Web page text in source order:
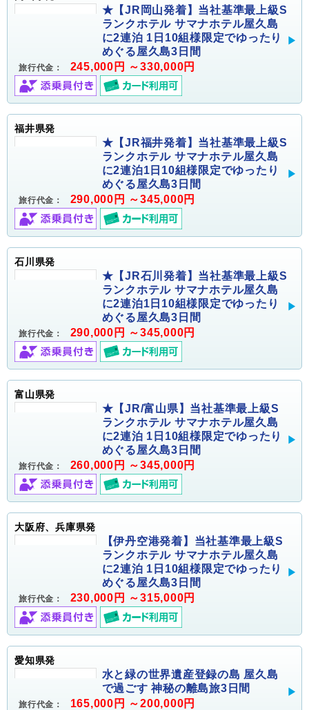
★【JR岡山発着】当社基準最上級S
ランクホテル サマナホテル屋久島
に2連泊 1日10組様限定でゆったり
めぐる屋久島3日間
旅行代金： 245,000円 ～330,000円
福井県発
★【JR福井発着】当社基準最上級S
ランクホテル サマナホテル屋久島
に2連泊1日10組様限定でゆったり
めぐる屋久島3日間
旅行代金： 290,000円 ～345,000円
石川県発
★【JR石川発着】当社基準最上級S
ランクホテル サマナホテル屋久島
に2連泊1日10組様限定でゆったり
めぐる屋久島3日間
旅行代金： 290,000円 ～345,000円
富山県発
★【JR/富山県】当社基準最上級S
ランクホテル サマナホテル屋久島
に2連泊 1日10組様限定でゆったり
めぐる屋久島3日間
旅行代金： 260,000円 ～345,000円
大阪府、兵庫県発
【伊丹空港発着】当社基準最上級S
ランクホテル サマナホテル屋久島
に2連泊 1日10組様限定でゆったり
めぐる屋久島3日間
旅行代金： 230,000円 ～315,000円
愛知県発
水と緑の世界遺産登録の島 屋久島
で過ごす 神秘の離島旅3日間
旅行代金： 165,000円 ～200,000円